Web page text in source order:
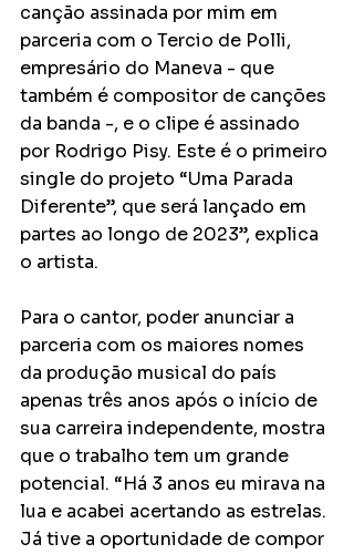
canção assinada por mim em
parceria com o Tercio de Polli,
empresário do Maneva - que
também é compositor de canções
da banda -, e o clipe é assinado
por Rodrigo Pisy. Este é o primeiro
single do projeto “Uma Parada
Diferente”, que será lançado em
partes ao longo de 2023”, explica
o artista.
Para o cantor, poder anunciar a
parceria com os maiores nomes
da produção musical do país
apenas três anos após o início de
sua carreira independente, mostra
que o trabalho tem um grande
potencial. “Há 3 anos eu mirava na
lua e acabei acertando as estrelas.
Já tive a oportunidade de compor